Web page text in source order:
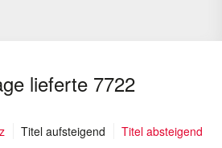
lieferte 7722
Titel aufsteigend (ausgewählt)
Titel absteigend